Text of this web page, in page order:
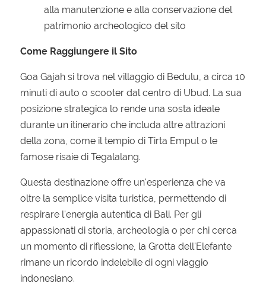
alla manutenzione e alla conservazione del
patrimonio archeologico del sito
Come Raggiungere il Sito
Goa Gajah si trova nel villaggio di Bedulu, a circa 10
minuti di auto o scooter dal centro di Ubud. La sua
posizione strategica lo rende una sosta ideale
durante un itinerario che includa altre attrazioni
della zona, come il tempio di Tirta Empul o le
famose risaie di Tegalalang.
Questa destinazione offre un'esperienza che va
oltre la semplice visita turistica, permettendo di
respirare l'energia autentica di Bali. Per gli
appassionati di storia, archeologia o per chi cerca
un momento di riflessione, la Grotta dell'Elefante
rimane un ricordo indelebile di ogni viaggio
indonesiano.